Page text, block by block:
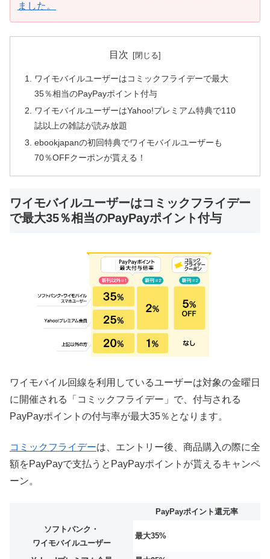
ました。
目次
ワイモバイルユーザーはコミックフライデーで最大
35％相当のPayPayポイント付与
ワイモバイルユーザーはYahoo!プレミアム特典で110
誌以上の雑誌が読み放題
ebookjapanの初回特典でワイモバイルユーザーも
70％OFFクーポンが貰える！
ワイモバイルユーザーはコミックフライデー
で最大35％相当のPayPayポイント付与
ワイモバイル回線を利用しているユーザーは対象の金曜日
に開催される「コミックフライデー」で、付与される
PayPayポイントの付与率が最大35％となります。
コミックフライデーは、エントリー後、商品購入の際に全
額をPayPayで支払うとPayPayポイントが貰えるキャンペ
ーン。
PayPayポイント還元率
ソフトバンク・
ワイモバイルユーザー
最大35%